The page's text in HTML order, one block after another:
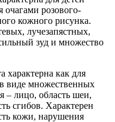
очагами розового-
кожного рисунка.
лучезапястных,
зуд и множество
характерна как для
виде множественных
– лицо, область шеи,
сгибов. Характерен
кожи, нарушения